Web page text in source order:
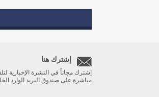
إشترك هنا
إشترك مجاناً في النشرة الإخبارية
مباشرة على صندوق البريد الوارد